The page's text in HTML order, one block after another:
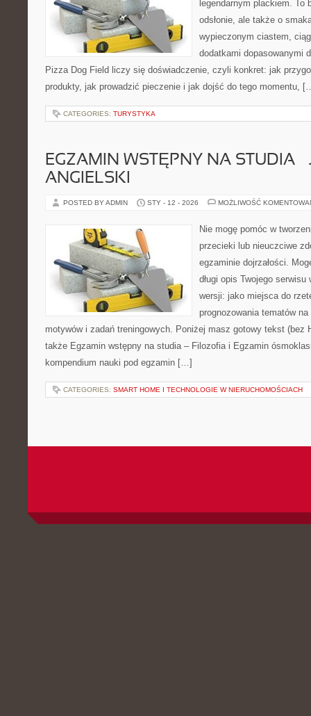
legendarnym plackiem. To
odsłonie, ale także o
wypieczonym ciastem,
dodatkami dopasowanymi
Pizza Dog Field liczy się doświadczenie, czyli konkret: jak
produkty, jak prowadzić pieczenie i jak dojść do tego momentu,
CATEGORIES: TURYSTYKA
EGZAMIN WSTĘPNY NA STUDIA –
ANGIELSKI
POSTED BY ADMIN STY - 12 - 2026 MOŻLIWOŚĆ
Nie mogę pomóc w
przecieki lub nieuczciwe
egzaminie dojrzałości.
długi opis Twojego
wersji: jako miejsca do
prognozowania tematów
motywów i zadań treningowych. Poniżej masz gotowy tekst (bez
także Egzamin wstępny na studia – Filozofia i Egzamin
kompendium nauki pod egzamin […]
CATEGORIES: SMART HOME I TECHNOLOGIE W NIERUCHOMOŚCIACH